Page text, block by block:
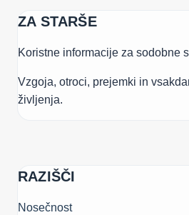
ZA STARŠE
Koristne informacije za sodobne
Vzgoja, otroci, prejemki in
življenja.
RAZIŠČI
Nosečnost